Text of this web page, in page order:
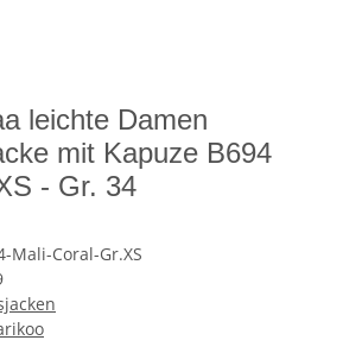
leichte Damen
mit Kapuze B694
- Gr. 34
Mali-Coral-Gr.XS